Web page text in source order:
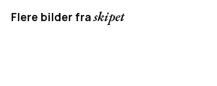
Flere bilder fraskipet